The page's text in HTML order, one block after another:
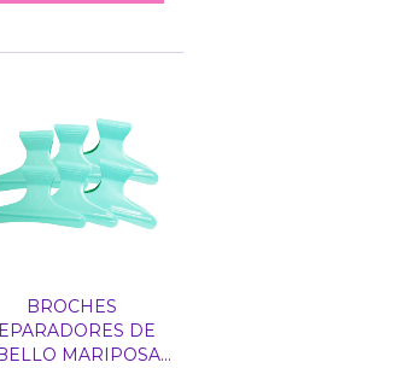
BROCHES
DE
MARIPOSA...